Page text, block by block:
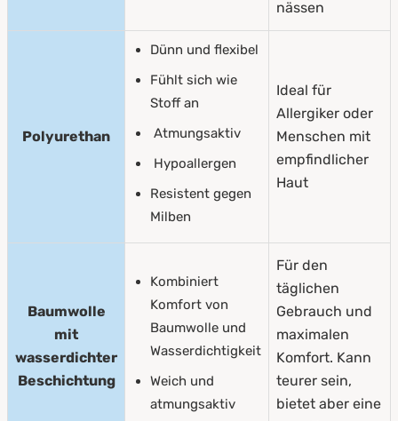
nässen
Polyurethan
Dünn und flexibel
Fühlt sich wie
Stoff an
Atmungsaktiv
Hypoallergen
Resistent gegen
Milben
Ideal für
Allergiker oder
Menschen mit
empfindlicher
Haut
Baumwolle
mit
wasserdichter
Beschichtung
Kombiniert
Komfort von
Baumwolle und
Wasserdichtigkeit
Weich und
atmungsaktiv
Für den
täglichen
Gebrauch und
maximalen
Komfort. Kann
teurer sein,
bietet aber eine